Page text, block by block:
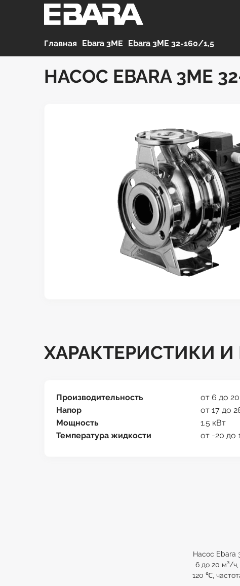
Главная Ebara 3МЕ Ebara 3ME 32-160/1,5
НАСОС EBARA 3ME
ХАРАКТЕРИСТИКИ И
Производительность
от 6 до
Напор
от 17 до
Мощность
1.5 кВт
Температура жидкости
от -20 до
Насос Ebara
6 до 20 м³/
120 ℃,